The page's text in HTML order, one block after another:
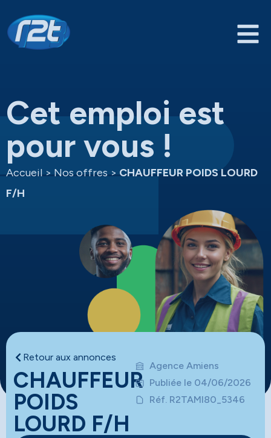
Cet emploi est
pour vous !
Accueil > Nos offres > CHAUFFEUR POIDS LOURD
F/H
Retour aux annonces
CHAUFFEUR
POIDS
LOURD F/H
Agence Amiens
Publiée le 04/06/2026
Réf. R2TAMI80_5346